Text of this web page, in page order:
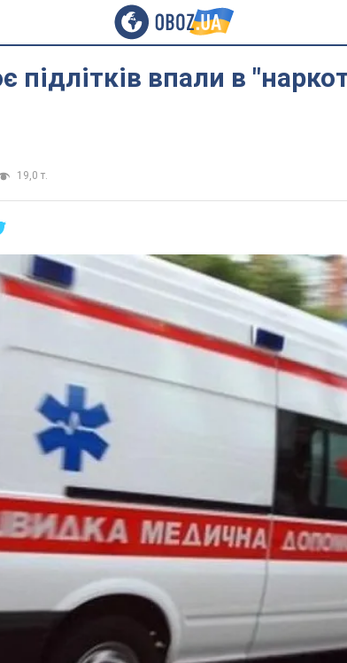
підлітків впали в
19,0 т.